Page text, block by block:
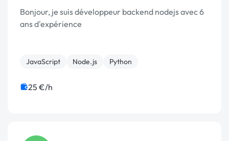
Bonjour, je suis développeur backend nodejs avec 6
ans d'expérience
JavaScript Node.js Python
25 €/h